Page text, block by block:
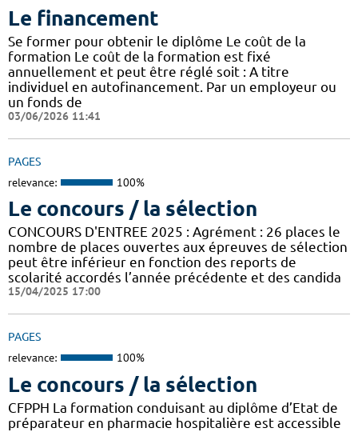
Le financement
Se former pour obtenir le diplôme Le coût de la
formation Le coût de la formation est fixé
annuellement et peut être réglé soit : A titre
individuel en autofinancement. Par un employeur ou
un fonds de
03/06/2026 11:41
PAGES
relevance: 100%
Le concours / la sélection
CONCOURS D'ENTREE 2025 : Agrément : 26 places le
nombre de places ouvertes aux épreuves de sélection
peut être inférieur en fonction des reports de
scolarité accordés l’année précédente et des candida
15/04/2025 17:00
PAGES
relevance: 100%
Le concours / la sélection
CFPPH La formation conduisant au diplôme d’Etat de
préparateur en pharmacie hospitalière est accessible